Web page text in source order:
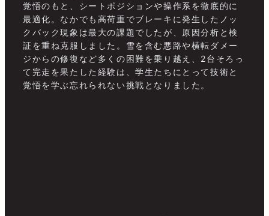
覚悟のもと、シートポジションや操作系を徹底的に
最適化。なかでも高荷重でブレーキに発生したノッ
クバック現象は最大の課題でしたが、原因分析と検
証を重ね克服しました。雪を含む悪路や横転ダメー
ジからの修復など多くの困難を乗り越え、2台そろっ
て完走を果たした経験は、学生たちにとって技術と
覚悟を学ぶ忘れられない挑戦となりました。